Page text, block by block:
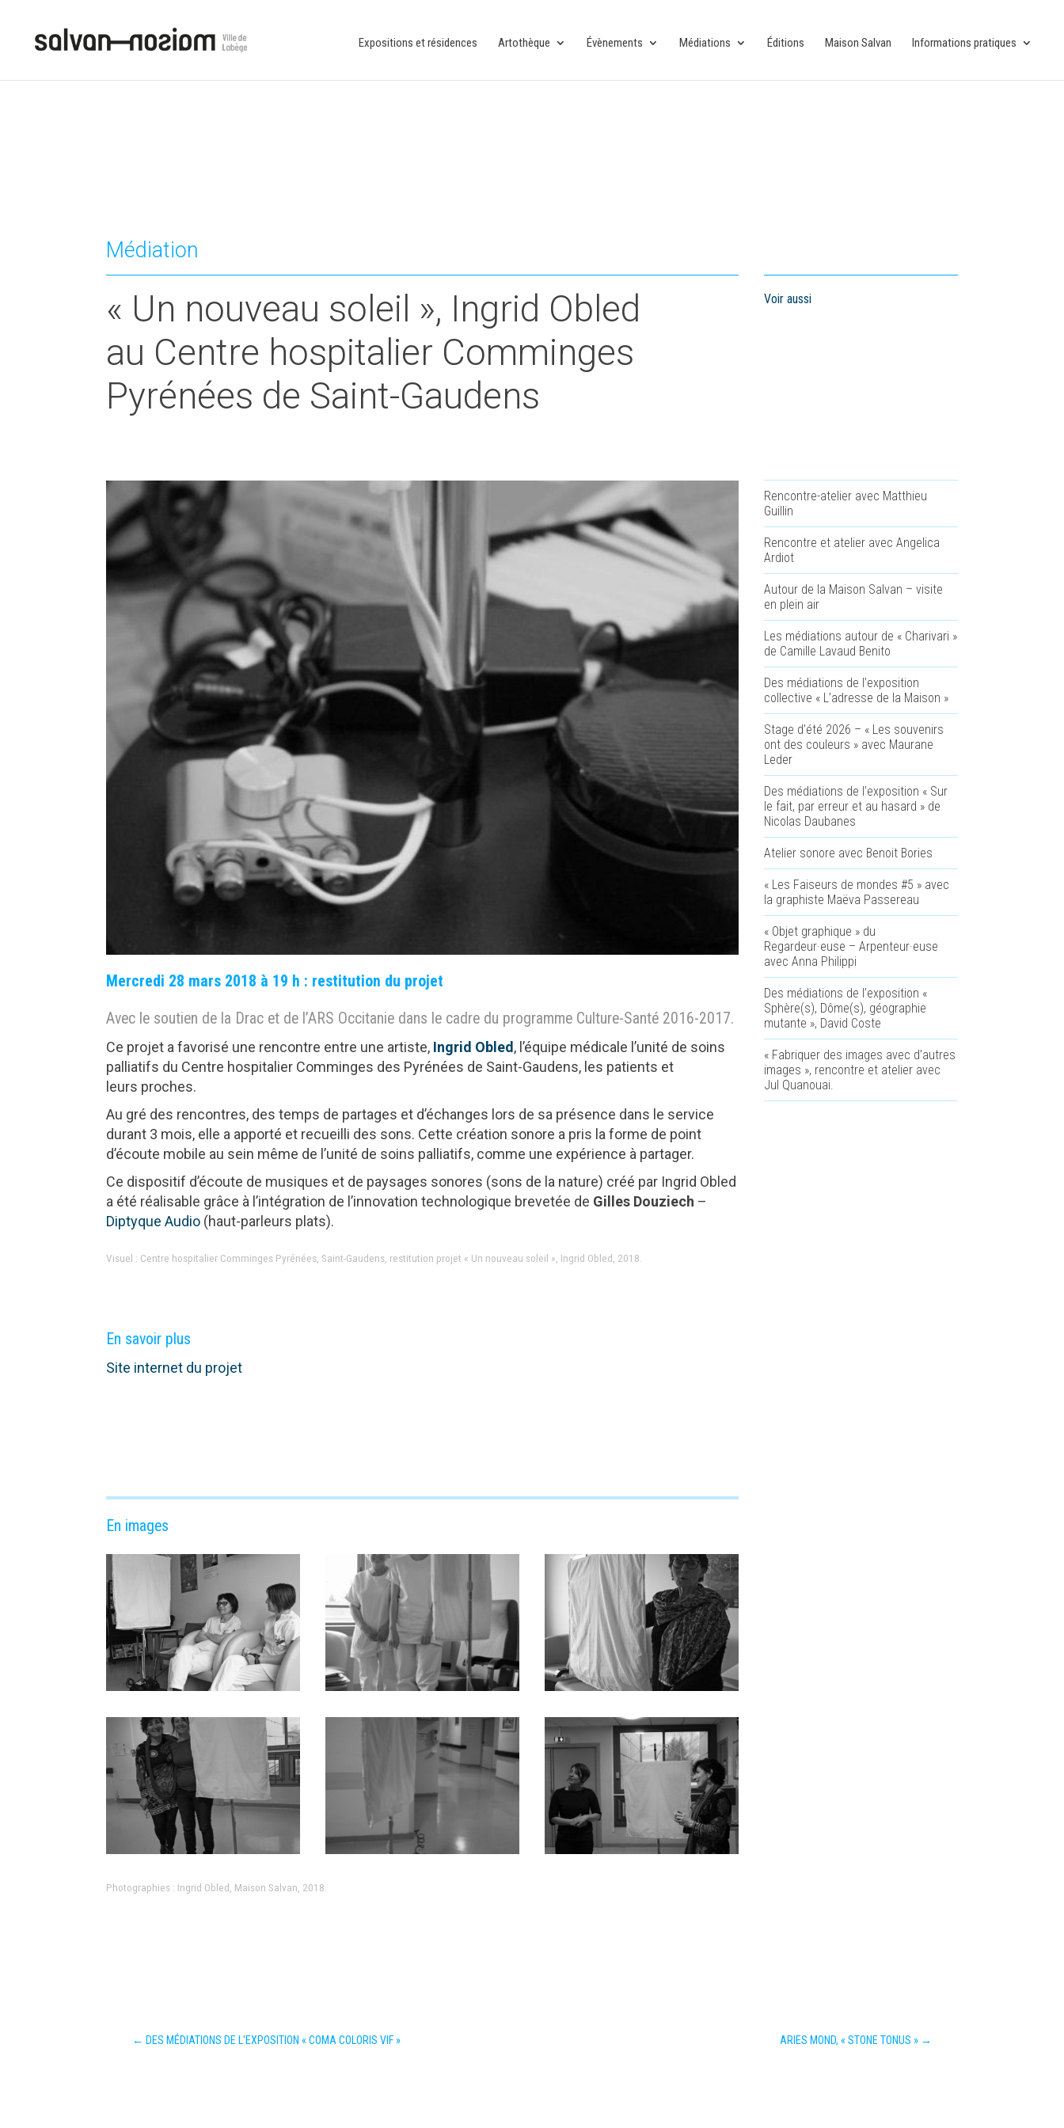
Expositions et résidences Artothèque Évènements Médiations Éditions Maison Salvan Informations pratiques
Médiation
« Un nouveau soleil », Ingrid Obled
au Centre hospitalier Comminges
Pyrénées de Saint-Gaudens
Mercredi 28 mars 2018 à 19 h : restitution du projet
Avec le soutien de la Drac et de l’ARS Occitanie dans le cadre du programme Culture-Santé 2016-2017.
Ce projet a favorisé une rencontre entre une artiste, Ingrid Obled, l’équipe médicale l’unité de soins
palliatifs du Centre hospitalier Comminges des Pyrénées de Saint-Gaudens, les patients et
leurs proches.
Au gré des rencontres, des temps de partages et d’échanges lors de sa présence dans le service
durant 3 mois, elle a apporté et recueilli des sons. Cette création sonore a pris la forme de point
d’écoute mobile au sein même de l’unité de soins palliatifs, comme une expérience à partager.
Ce dispositif d’écoute de musiques et de paysages sonores (sons de la nature) créé par Ingrid Obled
a été réalisable grâce à l’intégration de l’innovation technologique brevetée de Gilles Douziech –
Diptyque Audio (haut-parleurs plats).
Visuel : Centre hospitalier Comminges Pyrénées, Saint-Gaudens, restitution projet « Un nouveau soleil », Ingrid Obled, 2018.
Voir aussi
Rencontre-atelier avec Matthieu
Guillin
Rencontre et atelier avec Angelica
Ardiot
Autour de la Maison Salvan – visite
en plein air
Les médiations autour de « Charivari »
de Camille Lavaud Benito
Des médiations de l’exposition
collective « L’adresse de la Maison »
Stage d’été 2026 – « Les souvenirs
ont des couleurs » avec Maurane
Leder
Des médiations de l’exposition « Sur
le fait, par erreur et au hasard » de
Nicolas Daubanes
Atelier sonore avec Benoit Bories
« Les Faiseurs de mondes #5 » avec
la graphiste Maëva Passereau
« Objet graphique » du
Regardeur·euse – Arpenteur·euse
avec Anna Philippi
Des médiations de l’exposition «
Sphère(s), Dôme(s), géographie
mutante », David Coste
« Fabriquer des images avec d’autres
images », rencontre et atelier avec
Jul Quanouai.
En savoir plus
Site internet du projet
En images
Photographies : Ingrid Obled, Maison Salvan, 2018.
← DES MÉDIATIONS DE L'EXPOSITION « COMA COLORIS VIF » ARIES MOND, « STONE TONUS » →